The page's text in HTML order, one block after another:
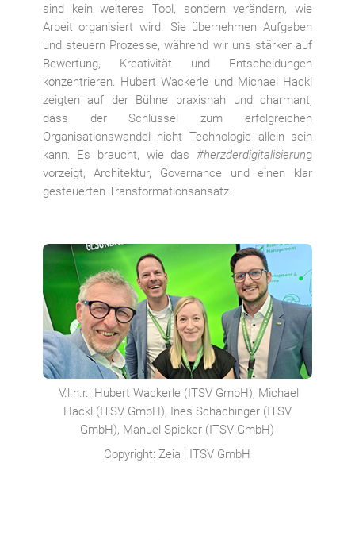
sind kein weiteres Tool, sondern verändern, wie
Arbeit organisiert wird. Sie übernehmen Aufgaben
und steuern Prozesse, während wir uns stärker auf
Bewertung, Kreativität und Entscheidungen
konzentrieren. Hubert Wackerle und Michael Hackl
zeigten auf der Bühne praxisnah und charmant,
dass der Schlüssel zum erfolgreichen
Organisationswandel nicht Technologie allein sein
kann. Es braucht, wie das#herzderdigitalisierung
vorzeigt, Architektur, Governance und einen klar
gesteuerten Transformationsansatz.
V.l.n.r.: Hubert Wackerle (ITSV GmbH), Michael
Hackl (ITSV GmbH), Ines Schachinger (ITSV
GmbH), Manuel Spicker (ITSV GmbH)
Copyright: Zeia | ITSV GmbH